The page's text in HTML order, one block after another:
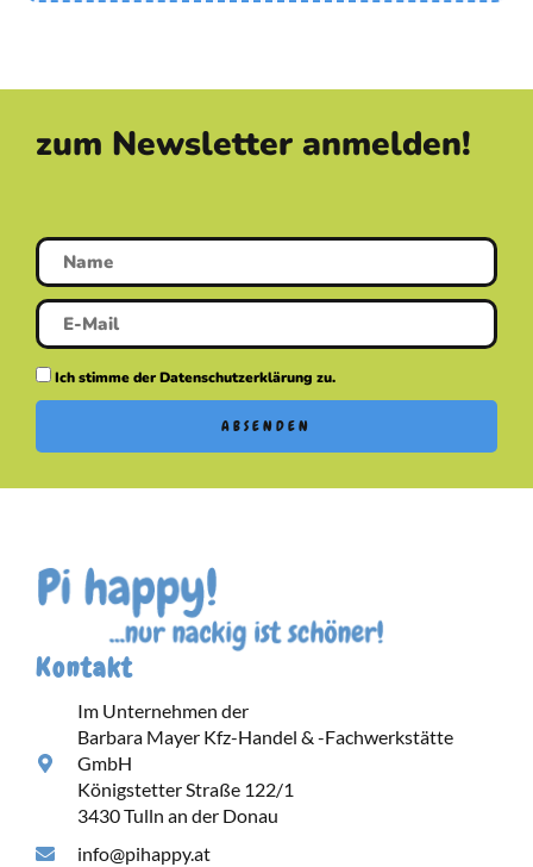
zum Newsletter anmelden!
Ich stimme der Datenschutzerklärung zu.
ABSENDEN
Kontakt
Im Unternehmen der
Barbara Mayer Kfz-Handel & -Fachwerkstätte
GmbH
Königstetter Straße 122/1
3430 Tulln an der Donau
info@pihappy.at